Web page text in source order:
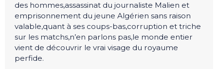
des hommes,assassinat du journaliste Malien et
emprisonnement du jeune Algérien sans raison
valable,quant à ses coups-bas,corruption et triche
sur les matchs,n’en parlons pas,le monde entier
vient de découvrir le vrai visage du royaume
perfide.